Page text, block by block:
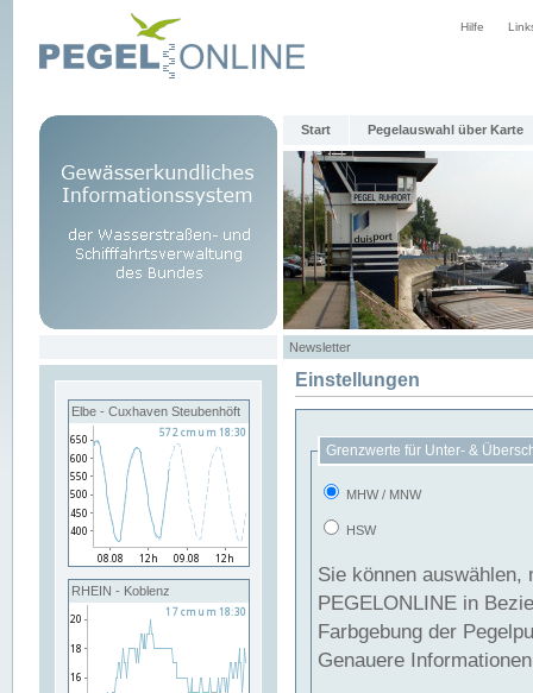
Hilfe
Start Pegelauswahl über Karte
Newsletter
Elbe - Cuxhaven Steubenhöft
RHEIN - Koblenz
Einstellungen
Grenzwerte für Unter- &
MHW / MNW
HSW
Sie können
PEGELONLINE in Beziehung
Farbgebung der
Genauere